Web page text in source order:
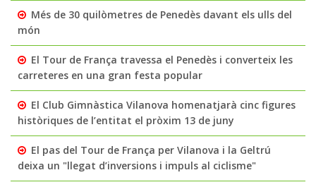
Més de 30 quilòmetres de Penedès davant els ulls del
món
El Tour de França travessa el Penedès i converteix les
carreteres en una gran festa popular
El Club Gimnàstica Vilanova homenatjarà cinc figures
històriques de l’entitat el pròxim 13 de juny
El pas del Tour de França per Vilanova i la Geltrú
deixa un "llegat d’inversions i impuls al ciclisme"